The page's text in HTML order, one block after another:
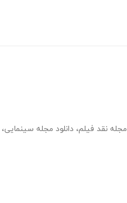
مجله نقد فیلم، دانلود مجله سینمایی،